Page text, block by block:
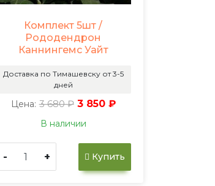
Комплект 5шт /
Рододендрон
Каннингемс Уайт
Доставка по Тимашевску от 3-5
дней
Цена: 3 680 ₽ 3 850 ₽
В наличии
- + Купить